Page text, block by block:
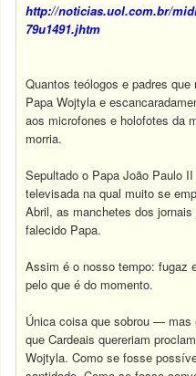
http://noticias.uol.com.br/
79u1491.jhtm
Quantos teólogos e padres
Papa Wojtyla e
aos microfones e holofotes da
morria.
Sepultado o Papa João Paulo II
televisada na qual muito se
Abril, as manchetes dos
falecido Papa.
Assim é o nosso tempo: fugaz
pelo que é do momento.
Única coisa que sobrou —
que Cardeais quereriam
Wojtyla. Como se fosse